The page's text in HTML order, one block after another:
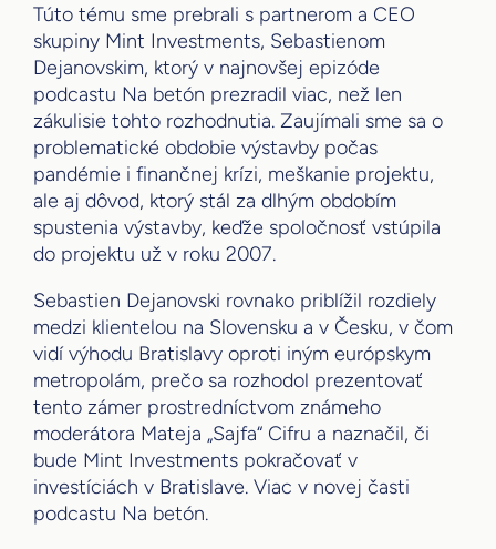
Túto tému sme prebrali s partnerom a CEO
skupiny Mint Investments, Sebastienom
Dejanovskim, ktorý v najnovšej epizóde
podcastu Na betón prezradil viac, než len
zákulisie tohto rozhodnutia. Zaujímali sme sa o
problematické obdobie výstavby počas
pandémie i finančnej krízi, meškanie projektu,
ale aj dôvod, ktorý stál za dlhým obdobím
spustenia výstavby, keďže spoločnosť vstúpila
do projektu už v roku 2007.
Sebastien Dejanovski rovnako priblížil rozdiely
medzi klientelou na Slovensku a v Česku, v čom
vidí výhodu Bratislavy oproti iným európskym
metropolám, prečo sa rozhodol prezentovať
tento zámer prostredníctvom známeho
moderátora Mateja „Sajfa“ Cifru a naznačil, či
bude Mint Investments pokračovať v
investíciách v Bratislave. Viac v novej časti
podcastu Na betón.